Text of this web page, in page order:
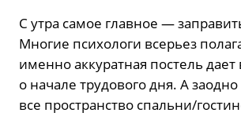
С утра самое главное —
Многие психологи всерьез
именно аккуратная постель дает
о начале трудового дня. А
все пространство спальни/